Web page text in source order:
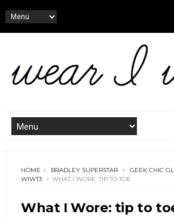
HOME BRADLEY SUPERSTAR GEEK CHIC
WIWT3
WHAT I WORE: TIP TO TOE
What I Wore: tip to